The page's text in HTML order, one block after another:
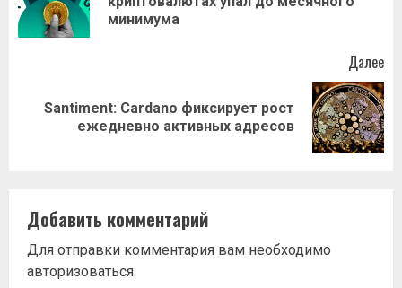
минимума
Далее
Следующая
Santiment: Cardano фиксирует рост
ежедневно активных адресов
Добавить комментарий
Для отправки комментария вам необходимо
авторизоваться.